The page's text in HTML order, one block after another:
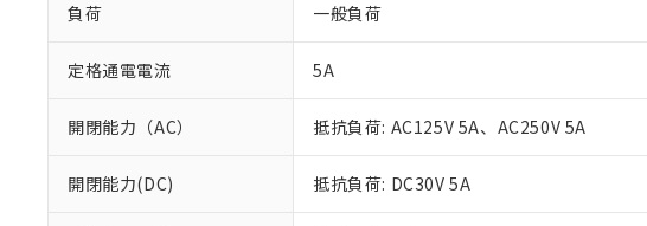
負荷 一般負荷
定格通電電流 5A
開閉能力（AC） 抵抗負荷: AC125V 5A、AC250V 5A
開閉能力(DC) 抵抗負荷: DC30V 5A